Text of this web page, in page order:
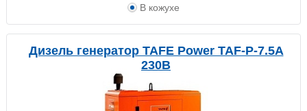
В кожухе
Дизель генератор TAFE Power TAF-P-7.5A
230В